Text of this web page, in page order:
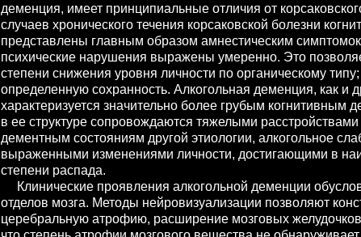
деменция, имеет принципиальные отличия от
случаев хронического течения корсаковской болезни
представлены главным образом амнестическим
психические нарушения выражены умеренно. Это
степени снижения уровня личности по органическому
определенную сохранность. Алкогольная деменция, как и
характеризуется значительно более грубым
в ее структуре сопровождаются тяжелыми
дементным состояниям другой этиологии, алкогольное
выраженными изменениями личности, достигающими в
степени распада.
Клинические проявления алкогольной деменции
отделов мозга. Методы нейровизуализации позволяют
церебральную атрофию, расширение мозговых